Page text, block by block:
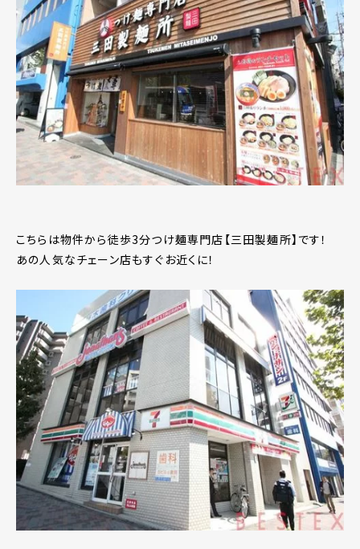
こちらは物件から徒歩3分つけ麺専門店【三田製麺所】です！
あの人気なチェーン店もすぐお近くに！